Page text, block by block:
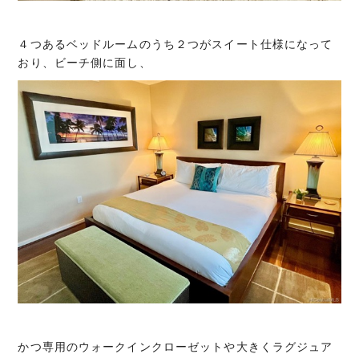
４つあるベッドルームのうち２つがスイート仕様になって
おり、ビーチ側に面し、
かつ専用のウォークインクローゼットや大きくラグジュア